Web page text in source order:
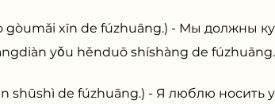
gòumǎi xīn de fúzhuāng.) - Мы должны
yǒu hěnduō shíshàng de
shūshì de fúzhuāng.) - Я люблю носить